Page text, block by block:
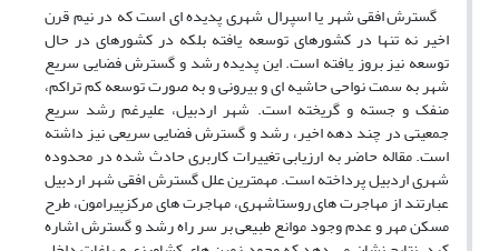
گسترش افقی شهر یا اسپرال شهری پدیده ای است که در نیم قرن
اخیر نه تنها در کشورهای توسعه یافته بلکه در کشورهای در حال
توسعه نیز بروز یافته است. این پدیده رشد و گسترش فضایی سریع
شهر به سمت نواحی حاشیه ای و بیرونی و به صورت توسعه کم تراکم،
منفک و جسته و گریخته است. شهر اردبیل، علیرغم رشد سریع
جمعیتی در چند دهه اخیر، رشد و گسترش فضایی سریعی نیز داشته
است. مقاله حاضر به ارزیابی تغییرات کاربری حادث شده در محدوده
شهری اردبیل پرداخته است. مهمترین علل گسترش افقی شهر اردبیل
عبارتند از مهاجرت های روستاشهری، مهاجرت های مرکزپیرامون، طرح
مسکن مهر و عدم وجود موانع طبیعی بر سر راه رشد و گسترش اشاره